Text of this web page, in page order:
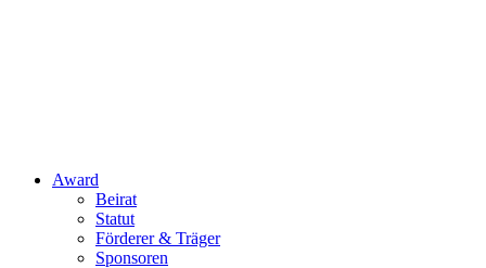
Award
Beirat
Statut
Förderer & Träger
Sponsoren